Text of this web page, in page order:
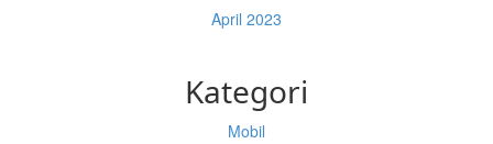
April 2023
Kategori
Mobil